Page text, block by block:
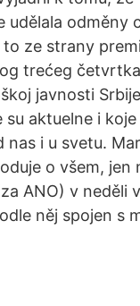
udělala
ze strany
trećeg
javnosti
aktuelne i
i u svetu.
o všem,
ANO) v neděli
něj spojen s